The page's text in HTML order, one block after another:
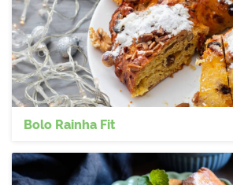
Bolo Rainha Fit